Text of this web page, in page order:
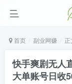
首页 副业网赚 正
快手爽剧无人
大单账号日收